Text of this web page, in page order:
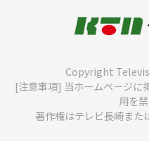
Copyright
[注意事項] 当ホームページに
用を
著作権はテレビ長崎また